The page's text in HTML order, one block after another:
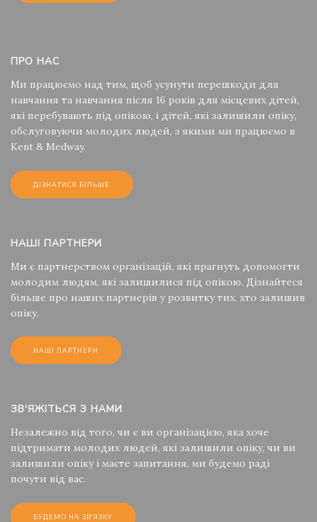
ПРО НАС
Ми працюємо над тим, щоб усунути перешкоди для
навчання та навчання після 16 років для місцевих дітей,
які перебувають під опікою, і дітей, які залишили опіку,
обслуговуючи молодих людей, з якими ми працюємо в
Kent & Medway.
ДІЗНАТИСЯ БІЛЬШЕ
НАШІ ПАРТНЕРИ
Ми є партнерством організацій, які прагнуть допомогти
молодим людям, які залишилися під опікою. Дізнайтеся
більше про наших партнерів у розвитку тих, хто залишив
опіку.
НАШІ ПАРТНЕРИ
ЗВ'ЯЖІТЬСЯ З НАМИ
Незалежно від того, чи є ви організацією, яка хоче
підтримати молодих людей, які залишили опіку, чи ви
залишили опіку і маєте запитання, ми будемо раді
почути від вас.
БУДЕМО НА ЗВ'ЯЗКУ